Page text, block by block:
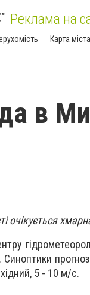
Реклама на
Карта міста
в
очікується
Синоптики
5 - 10 м/с.